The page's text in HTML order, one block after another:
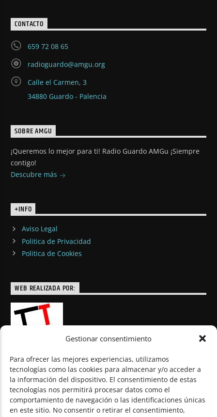
Gestionar consentimiento
Para ofrecer las mejores experiencias, utilizamos
tecnologías como las cookies para almacenar y/o acceder a
la información del dispositivo. El consentimiento de estas
tecnologías nos permitirá procesar datos como el
comportamiento de navegación o las identificaciones únicas
en este sitio. No consentir o retirar el consentimiento,
CONTACTO
659 72 08 65
radioguardo@amgu.org
Calle el Carmen, 3
34880 Guardo - Palencia
SOBRE AMGU
¡Queremos lo mejor para ti! Radio Guardo AMGu ¡Siempre
contigo!
Descubre más
+INFO
Aviso Legal
Politica de Privacidad
Politica de Cookies
WEB REALIZADA POR:
© Todos los derechos reservados